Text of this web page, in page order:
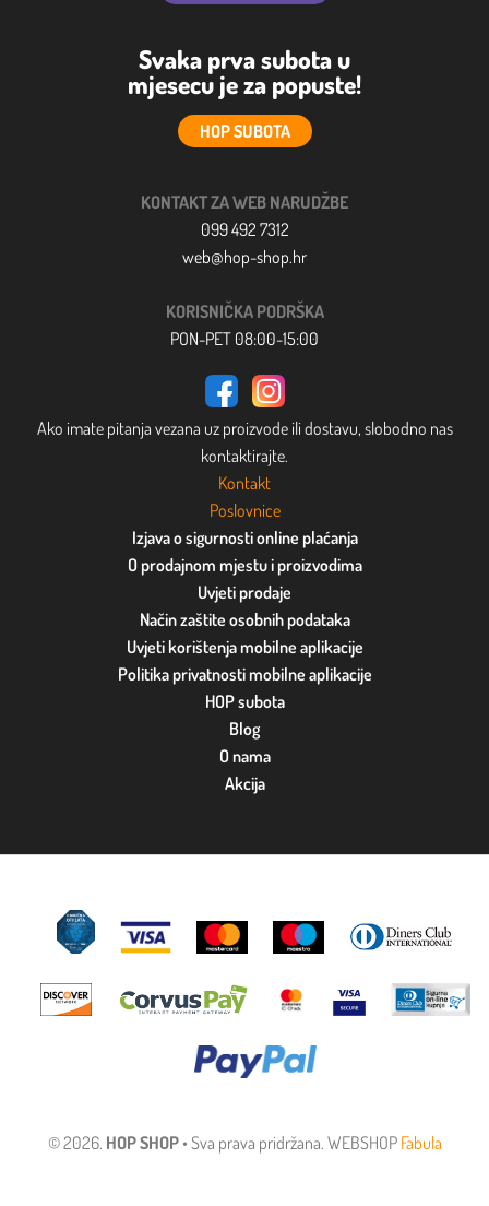
Svaka prva subota u
mjesecu je za popuste!
HOP SUBOTA
KONTAKT ZA WEB NARUDŽBE
099 492 7312
web@hop-shop.hr
KORISNIČKA PODRŠKA
PON-PET 08:00-15:00
Ako imate pitanja vezana uz proizvode ili dostavu, slobodno nas
kontaktirajte.
Kontakt
Poslovnice
Izjava o sigurnosti online plaćanja
O prodajnom mjestu i proizvodima
Uvjeti prodaje
Način zaštite osobnih podataka
Uvjeti korištenja mobilne aplikacije
Politika privatnosti mobilne aplikacije
HOP subota
Blog
O nama
Akcija
© 2026. HOP SHOP• Sva prava pridržana. WEBSHOP Fabula